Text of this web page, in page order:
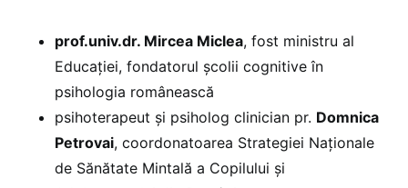
prof.univ.dr. Mircea Miclea, fost ministru al
Educației, fondatorul școlii cognitive în
psihologia românească
psihoterapeut și psiholog clinician pr. Domnica
Petrovai, coordonatoarea Strategiei Naționale
de Sănătate Mintală a Copilului și